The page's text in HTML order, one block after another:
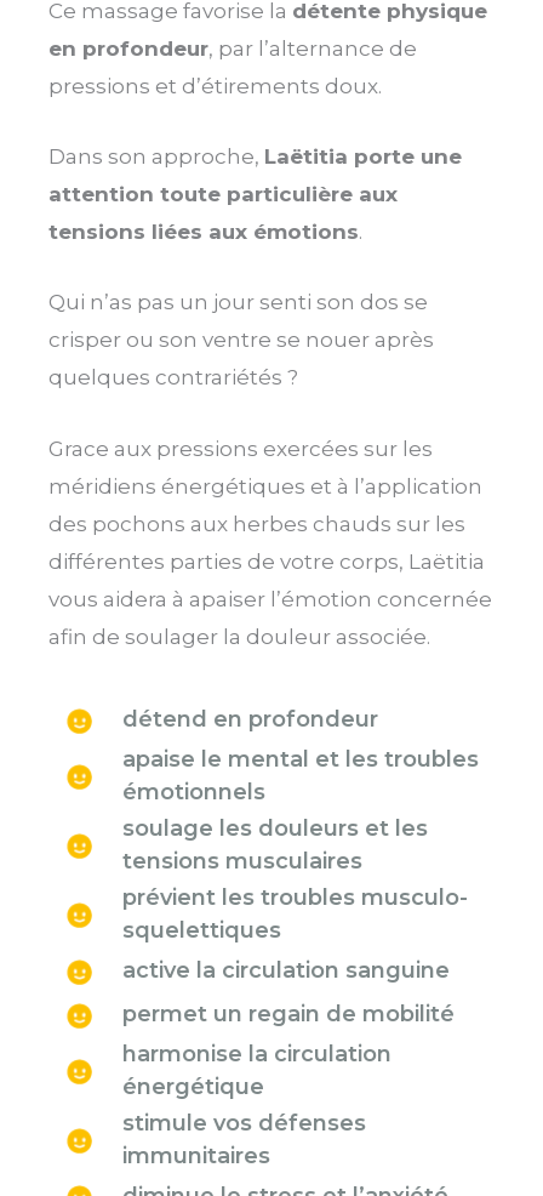
Ce massage favorise la détente physique
en profondeur, par l’alternance de
pressions et d’étirements doux.
Dans son approche, Laëtitia porte une
attention toute particulière aux
tensions liées aux émotions.
Qui n’as pas un jour senti son dos se
crisper ou son ventre se nouer après
quelques contrariétés ?
Grace aux pressions exercées sur les
méridiens énergétiques et à l’application
des pochons aux herbes chauds sur les
différentes parties de votre corps, Laëtitia
vous aidera à apaiser l’émotion concernée
afin de soulager la douleur associée.
détend en profondeur
apaise le mental et les troubles
émotionnels
soulage les douleurs et les
tensions musculaires
prévient les troubles musculo-
squelettiques
active la circulation sanguine
permet un regain de mobilité
harmonise la circulation
énergétique
stimule vos défenses
immunitaires